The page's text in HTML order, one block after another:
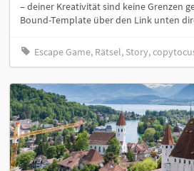
– deiner Kreativität sind keine Grenzen
Bound-Template über den Link unten
Escape Game, Rätsel, Story,